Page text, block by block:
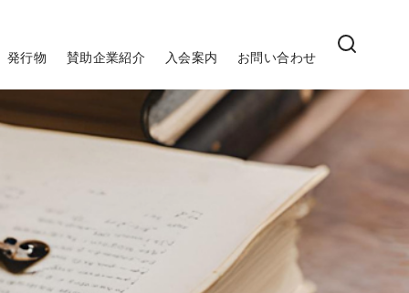
発行物 賛助企業紹介 入会案内 お問い合わせ